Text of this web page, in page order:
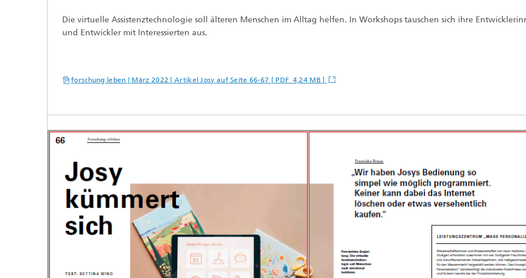
Die virtuelle Assistenztechnologie soll älteren Menschen im Alltag helfen. In Workshops tauschen sich ihre
und Entwickler mit Interessierten aus.
forschung leben | März 2022 | Artikel Josy auf Seite 66-67 [ PDF 4,24 MB ]